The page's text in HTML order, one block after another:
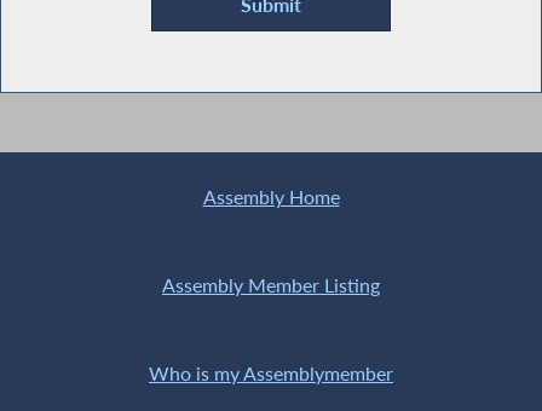
Assembly Home
Assembly Member Listing
Who is my Assemblymember